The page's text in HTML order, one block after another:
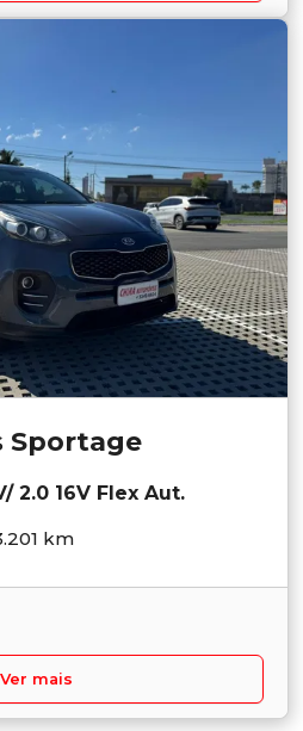
Sportage
2.0 16V Flex Aut.
km
Ver mais